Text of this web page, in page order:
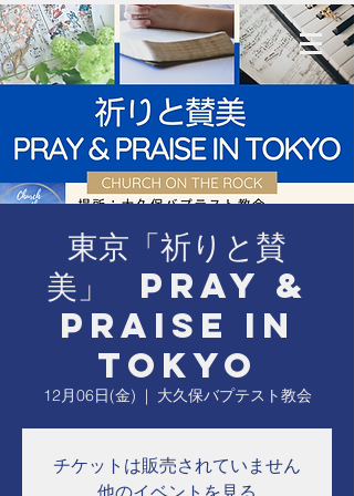
東京「祈りと賛
美」 Pray &
Praise in
Tokyo
12月06日(金)
  |
大久保バプテスト教会
チケットは販売されていません